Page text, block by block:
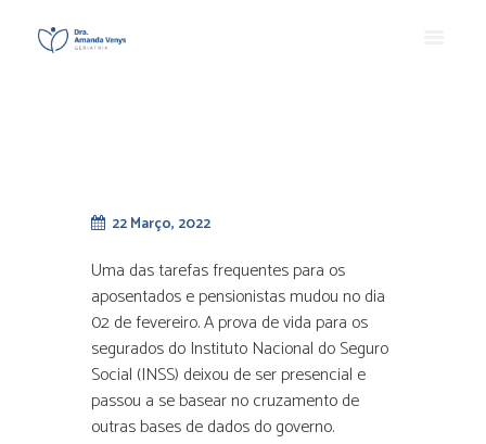
22 Março, 2022
Uma das tarefas frequentes para os
aposentados e pensionistas mudou no dia
02 de fevereiro. A prova de vida para os
segurados do Instituto Nacional do Seguro
Social (INSS) deixou de ser presencial e
passou a se basear no cruzamento de
outras bases de dados do governo.